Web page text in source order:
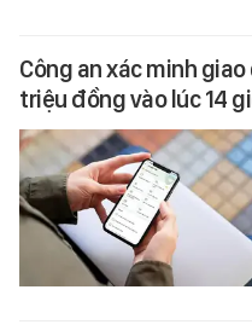
Công an xác minh
triệu đồng vào lúc 14